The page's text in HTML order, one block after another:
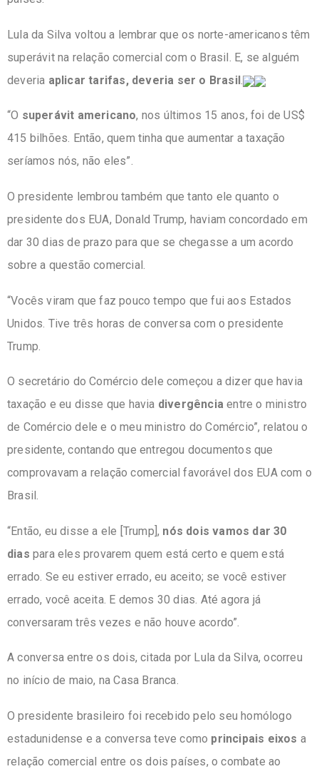
Lula da Silva voltou a lembrar que os norte-americanos têm
superávit na relação comercial com o Brasil. E, se alguém
deveria aplicar tarifas, deveria ser o Brasil.
“O superávit americano, nos últimos 15 anos, foi de US$
415 bilhões. Então, quem tinha que aumentar a taxação
seríamos nós, não eles”.
O presidente lembrou também que tanto ele quanto o
presidente dos EUA, Donald Trump, haviam concordado em
dar 30 dias de prazo para que se chegasse a um acordo
sobre a questão comercial.
“Vocês viram que faz pouco tempo que fui aos Estados
Unidos. Tive três horas de conversa com o presidente
Trump.
O secretário do Comércio dele começou a dizer que havia
taxação e eu disse que havia divergência entre o ministro
de Comércio dele e o meu ministro do Comércio”, relatou o
presidente, contando que entregou documentos que
comprovavam a relação comercial favorável dos EUA com o
Brasil.
“Então, eu disse a ele [Trump], nós dois vamos dar 30
dias para eles provarem quem está certo e quem está
errado. Se eu estiver errado, eu aceito; se você estiver
errado, você aceita. E demos 30 dias. Até agora já
conversaram três vezes e não houve acordo”.
A conversa entre os dois, citada por Lula da Silva, ocorreu
no início de maio, na Casa Branca.
O presidente brasileiro foi recebido pelo seu homólogo
estadunidense e a conversa teve como principais eixos a
relação comercial entre os dois países, o combate ao